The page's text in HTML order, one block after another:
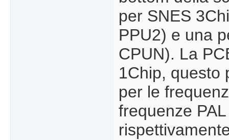
per SNES
PPU2) e una
CPUN). La
1Chip, questo
per le
frequenze